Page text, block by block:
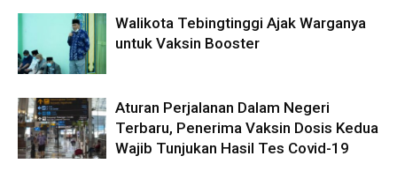
Walikota Tebingtinggi Ajak Warganya
untuk Vaksin Booster
Aturan Perjalanan Dalam Negeri
Terbaru, Penerima Vaksin Dosis Kedua
Wajib Tunjukan Hasil Tes Covid-19